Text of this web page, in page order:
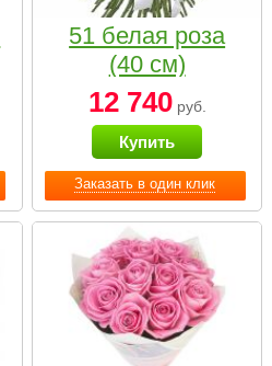
Заказать в один клик
51 белая роза
(40 см)
12 740руб.
Купить